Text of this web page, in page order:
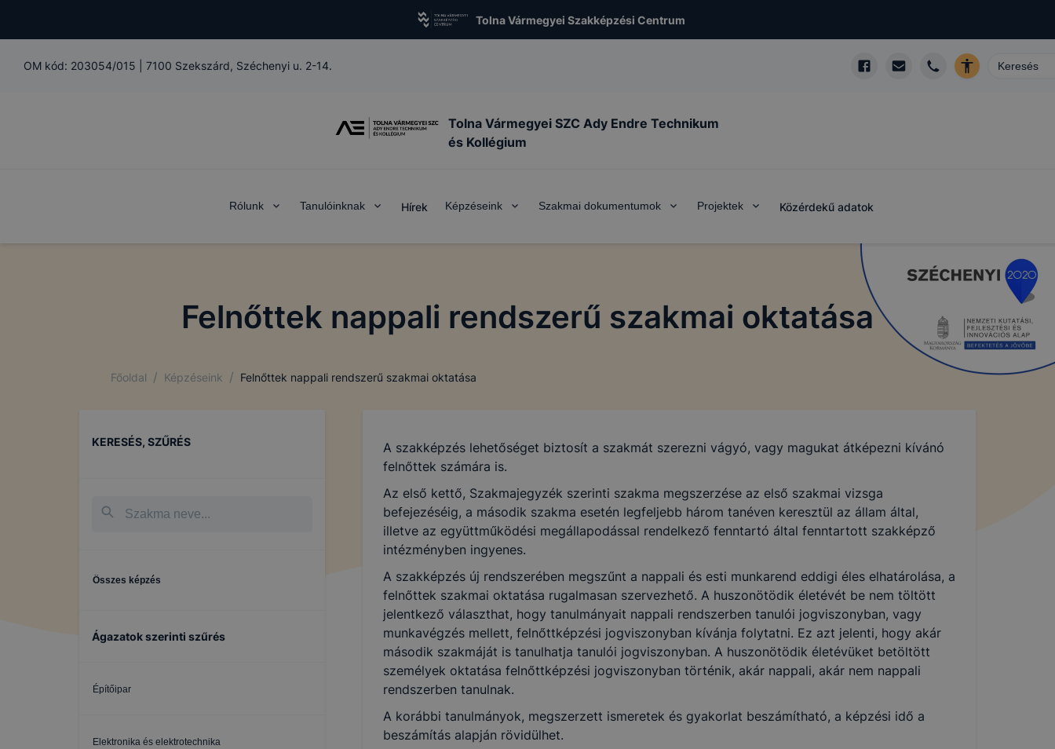
Tolna Vármegyei Szakképzési Centrum
OM kód: 203054/015 7100 Szekszárd, Széchenyi u. 2-14.
Tolna Vármegyei SZC Ady Endre Technikum
és Kollégium
Rólunk Tanulóinknak Hírek Képzéseink Szakmai dokumentumok Projektek Közérdekű adatok
Felnőttek nappali rendszerű szakmai oktatása
Főoldal / Képzéseink / Felnőttek nappali rendszerű szakmai oktatása
KERESÉS, SZŰRÉS
Összes képzés
Ágazatok szerinti szűrés
Építőipar
Elektronika és elektrotechnika
A szakképzés lehetőséget biztosít a szakmát szerezni vágyó, vagy magukat átképezni kívánó
felnőttek számára is.
Az első kettő, Szakmajegyzék szerinti szakma megszerzése az első szakmai vizsga
befejezéséig, a második szakma esetén legfeljebb három tanéven keresztül az állam által,
illetve az együttműködési megállapodással rendelkező fenntartó által fenntartott szakképző
intézményben ingyenes.
A szakképzés új rendszerében megszűnt a nappali és esti munkarend eddigi éles elhatárolása, a
felnőttek szakmai oktatása rugalmasan szervezhető. A huszonötödik életévét be nem töltött
jelentkező választhat, hogy tanulmányait nappali rendszerben tanulói jogviszonyban, vagy
munkavégzés mellett, felnőttképzési jogviszonyban kívánja folytatni. Ez azt jelenti, hogy akár
második szakmáját is tanulhatja tanulói jogviszonyban. A huszonötödik életévüket betöltött
személyek oktatása felnőttképzési jogviszonyban történik, akár nappali, akár nem nappali
rendszerben tanulnak.
A korábbi tanulmányok, megszerzett ismeretek és gyakorlat beszámítható, a képzési idő a
beszámítás alapján rövidülhet.